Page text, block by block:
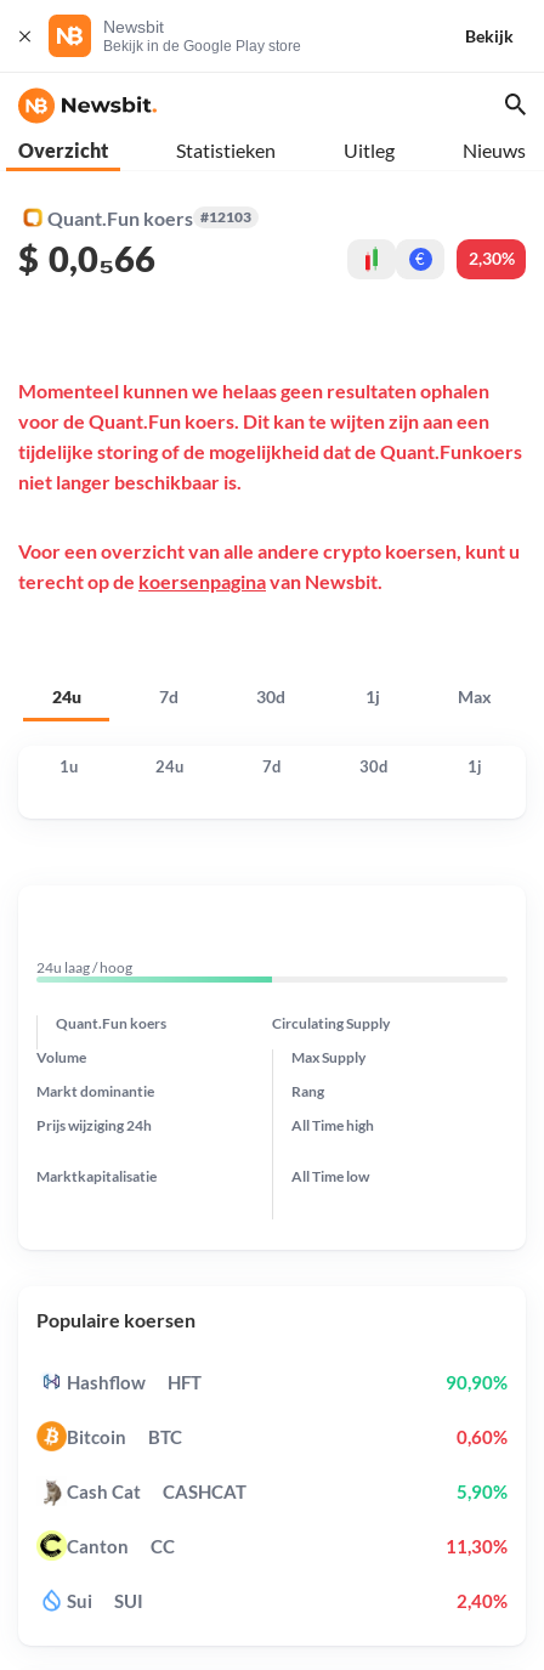
Newsbit
Bekijk in de Google Play store
Bekijk
Overzicht Statistieken Uitleg Nieuws
Quant.Fun koers #12103
$ 0,0₅66 € 2,30%
24u 7d 30d 1j Max
Momenteel kunnen we helaas geen resultaten ophalen
voor de Quant.Fun koers. Dit kan te wijten zijn aan een
tijdelijke storing of de mogelijkheid dat de Quant.Funkoers
niet langer beschikbaar is.
Voor een overzicht van alle andere crypto koersen, kunt u
terecht op de koersenpaginavan Newsbit.
1u 24u 7d 30d 1j
24u laag / hoog
Quant.Fun koers Circulating Supply
Prijs wijziging24h
Max Supply
Markt dominantie
Marktkapitalisatie
Volume
Rang
All Timehigh
All Time low
Populaire koersen
Hashflow HFT 90,90%
Bitcoin BTC 0,60%
Cash Cat CASHCAT 5,90%
Canton CC 11,30%
Sui SUI 2,40%